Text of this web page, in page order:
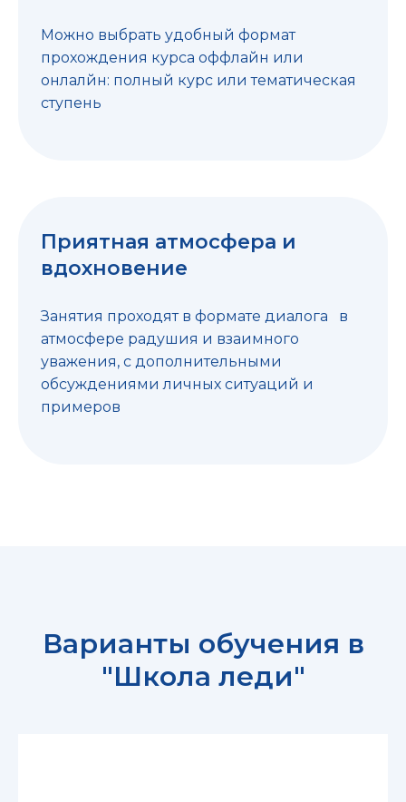
Можно выбрать удобный формат
прохождения курса оффлайн или
онлалйн: полный курс или тематическая
ступень
Приятная атмосфера и
вдохновение
Занятия проходят в формате диалога в
атмосфере радушия и взаимного
уважения, с дополнительными
обсуждениями личных ситуаций и
примеров
Варианты обучения в
"Школа леди"